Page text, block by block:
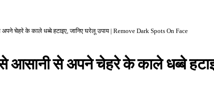
चेहरे के काले धब्बे हटाइए, जानिए घरेलू उपाय | Remove Dark Spots On Face
से अपने चेहरे के काले धब्बे